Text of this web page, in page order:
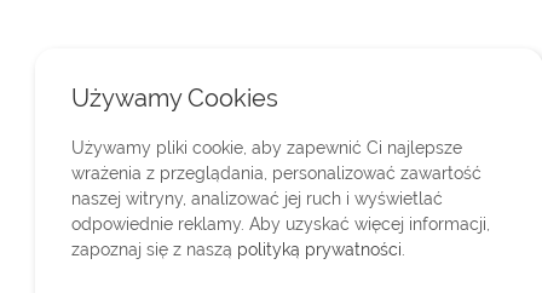
Używamy Cookies
Używamy pliki cookie, aby zapewnić Ci najlepsze
wrażenia z przeglądania, personalizować zawartość
naszej witryny, analizować jej ruch i wyświetlać
odpowiednie reklamy. Aby uzyskać więcej informacji,
zapoznaj się z naszą polityką prywatności